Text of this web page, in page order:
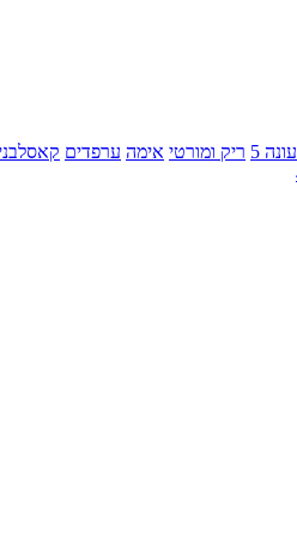
עונה 5 ריק ומורטי אימה ערפדים